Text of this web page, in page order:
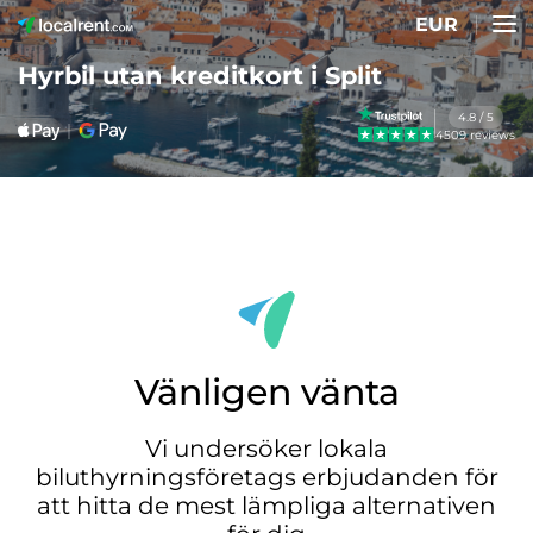
EUR
Hyrbil utan kreditkort i Split
4.8 / 5
4509 reviews
Vänligen vänta
Vi undersöker lokala
biluthyrningsföretags erbjudanden för
att hitta de mest lämpliga alternativen